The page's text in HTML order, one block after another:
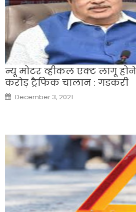
न्यू मोटर व्हीकल एक्ट लागू
करोड़ ट्रैफिक चालान : गडकरी
Posted
on
December 3, 2021